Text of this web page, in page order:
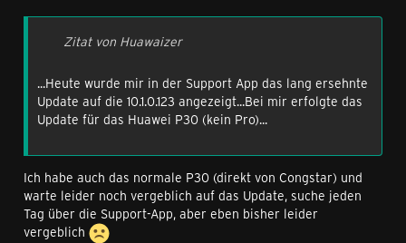
Zitat von Huawaizer
...Heute wurde mir in der Support App das lang ersehnte
Update auf die 10.1.0.123 angezeigt...Bei mir erfolgte das
Update für das Huawei P30 (kein Pro)...
Ich habe auch das normale P30 (direkt von Congstar) und
warte leider noch vergeblich auf das Update, suche jeden
Tag über die Support-App, aber eben bisher leider
vergeblich